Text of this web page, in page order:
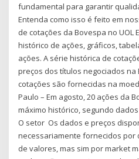
fundamental para garantir
Entenda como isso é feito em
de cotações da Bovespa no UOL
histórico de ações, gráficos,
ações. A série histórica de
preços dos títulos negociados na
cotações são fornecidas na
Paulo – Em agosto, 20 ações da
máximo histórico, segundo
O setor Os dados e preços
necessariamente fornecidos por
de valores, mas sim por market